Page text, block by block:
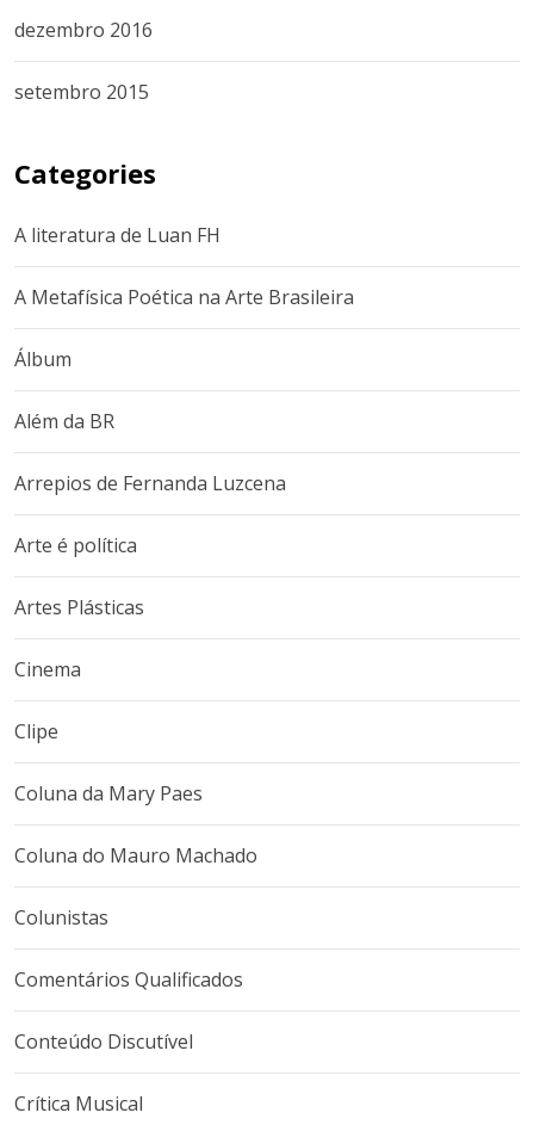
dezembro 2016
setembro 2015
Categories
A literatura de Luan FH
A Metafísica Poética na Arte Brasileira
Álbum
Além da BR
Arrepios de Fernanda Luzcena
Arte é política
Artes Plásticas
Cinema
Clipe
Coluna da Mary Paes
Coluna do Mauro Machado
Colunistas
Comentários Qualificados
Conteúdo Discutível
Crítica Musical